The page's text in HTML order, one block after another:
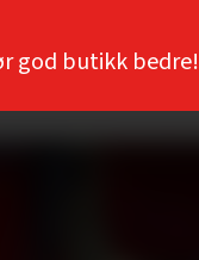
god butikk bedre!